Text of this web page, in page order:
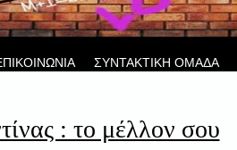
ΣΥΝΤΑΚΤΙΚΗ ΟΜΑΔΑ
: το μέλλον σου